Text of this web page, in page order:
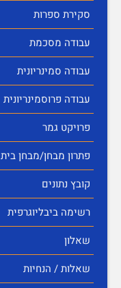
סקירת ספרות
עבודה מסכמת
עבודה סמינריונית
עבודה פרוסמינריונית
פרויקט גמר
פתרון מבחן/מבחן בית
קובץ נתונים
רשימה ביבליוגרפית
שאלון
שאלות / הנחיות